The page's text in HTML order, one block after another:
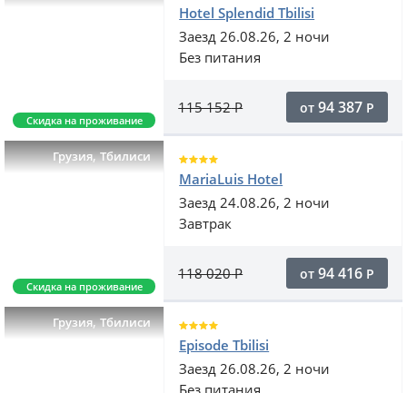
Скидка на проживание
Hotel Splendid Tbilisi
Заезд 26.08.26, 2 ночи
Без питания
115 152Р от 94 387 Р
Грузия,Тбилиси
Скидка на проживание
MariaLuis Hotel
Заезд 24.08.26, 2 ночи
Завтрак
118 020Р от 94 416 Р
Грузия,Тбилиси
Episode Tbilisi
Заезд 26.08.26, 2 ночи